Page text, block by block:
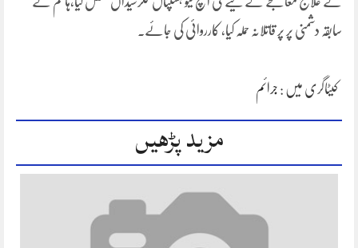
سابقہ دشمنی پر پر قاتلانہ حملہ کیا، کارروائی کی جائے۔
کیٹاگری میں : جرائم
مزید پڑھیں